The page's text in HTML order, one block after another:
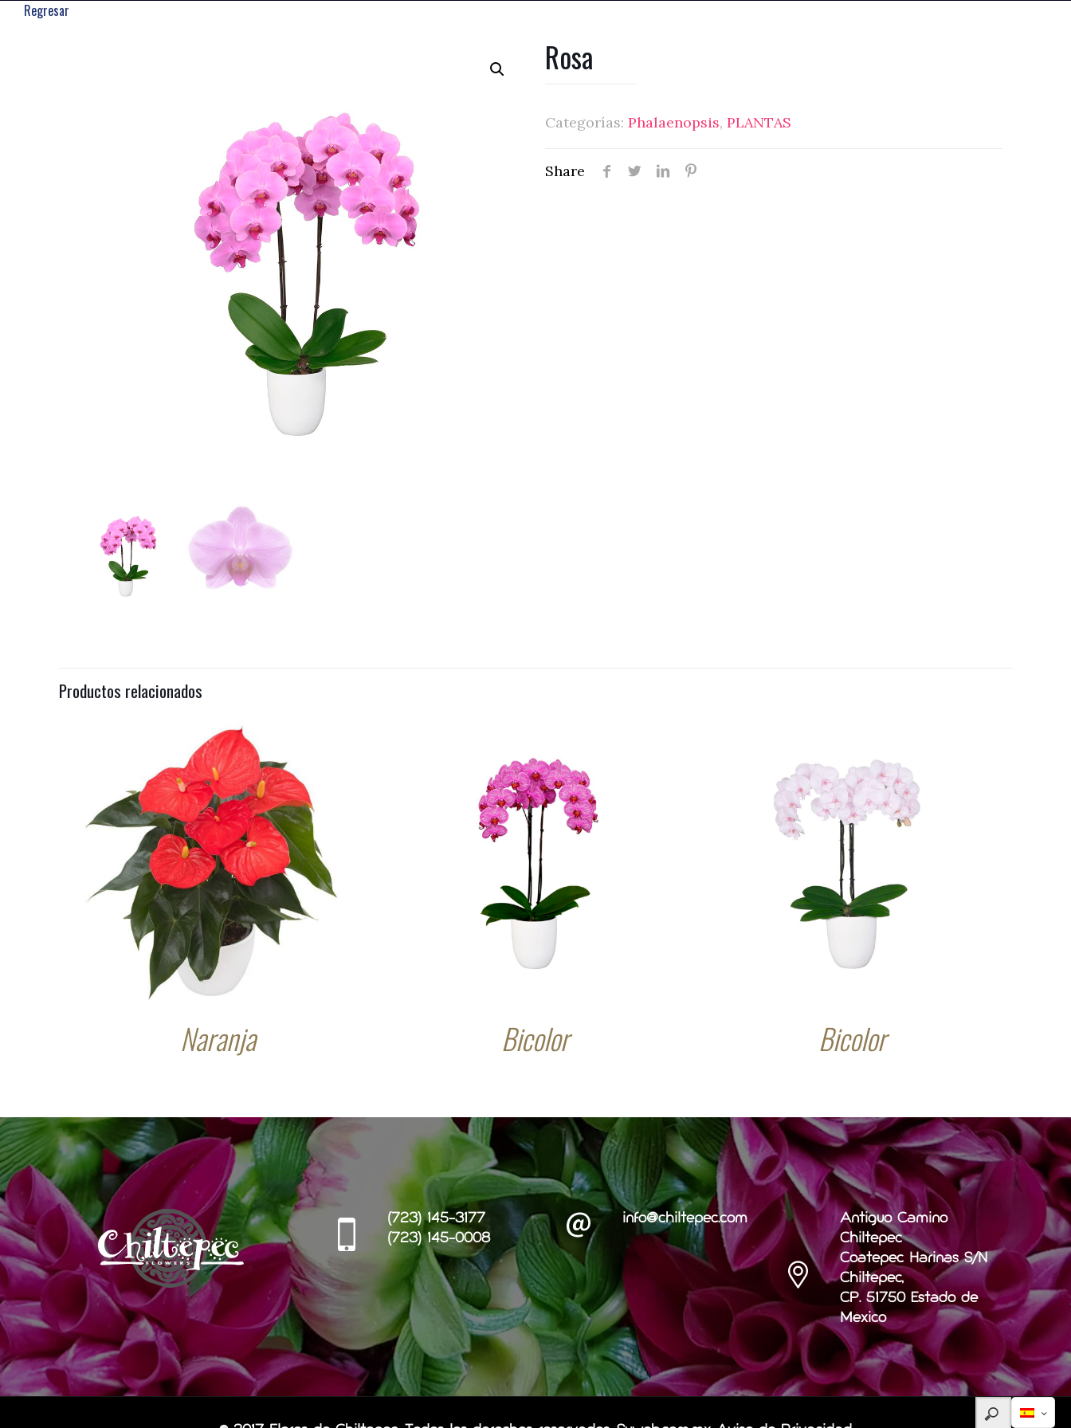
Regresar
Rosa
Categorías: Phalaenopsis, PLANTAS
Share
Productos relacionados
Naranja Bicolor Bicolor
(723) 145-3177
(723) 145-0008
info@chiltepec.com
Antiguo Camino
Chiltepec
Coatepec Harinas S/N
Chiltepec,
CP. 51750 Estado de
México